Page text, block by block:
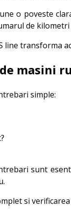
o poveste
de
transforma
masini
simple:
sunt
si